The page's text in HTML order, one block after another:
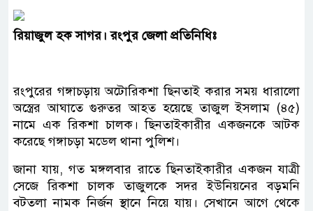
রিয়াজুল হক সাগর। রংপুর জেলা প্রতিনিধিঃ
রংপুরের গঙ্গাচড়ায় অটোরিকশা ছিনতাই করার সময় ধারালো
অস্ত্রের আঘাতে গুরুতর আহত হয়েছে তাজুল ইসলাম (৪৫)
নামে এক রিকশা চালক। ছিনতাইকারীর একজনকে আটক
করেছে গঙ্গাচড়া মডেল থানা পুলিশ।
জানা যায়, গত মঙ্গলবার রাতে ছিনতাইকারীর একজন যাত্রী
সেজে রিকশা চালক তাজুলকে সদর ইউনিয়নের বড়মনি
বটতলা নামক নির্জন স্থানে নিয়ে যায়। সেখানে আগে থেকে